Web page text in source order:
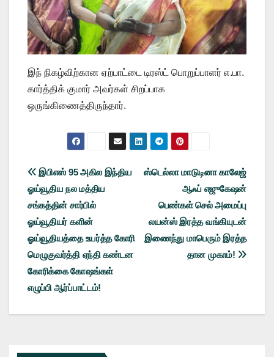
இந் நிகழ்விற்கான ஏற்பாட்டை டிரஸ்ட் பொறுப்பாளர் எ.பா.
கார்த்திக் குமார் அவர்கள் சிறப்பாக
ஒருங்கிணைத்திருந்தார்.
Post
navigation
ஸ்டெல்லா மாடுடினா காலேஜ்
ஆஃப் எஜுகேஷன்
பெண்கள் செல் அமைப்பு
லயன்ஸ் இரத்த வங்கியுடன்
இணைந்து மாபெரும் இரத்த
தான முகாம்!
இபிஎஸ் 95 அகில இந்திய
ஓய்வூதிய நல மத்திய
சங்கத்தின் சார்பில்
ஓய்வூதியர் களின்
ஓய்வூதியத்தை உயர்த்த கோரி
மெழுகுவர்த்தி ஏந்தி கண்டன
கோரிக்கை கோஷங்கள்
எழுப்பி ஆர்ப்பாட்டம்!